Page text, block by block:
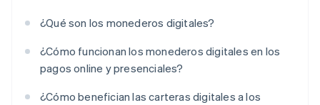
¿Qué son los monederos digitales?
¿Cómo funcionan los monederos digitales en los
pagos online y presenciales?
¿Cómo benefician las carteras digitales a los